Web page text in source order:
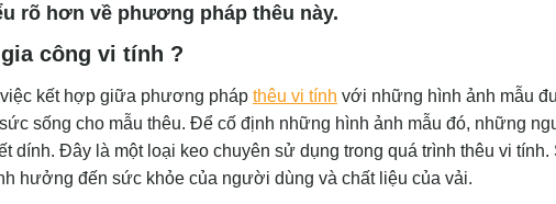
rõ hơn về phương pháp thêu này.
công vi tính ?
kết hợp giữa phương pháp thêu vi tính với những hình ảnh mẫu
sống cho mẫu thêu. Để cố định những hình ảnh mẫu đó, những
dính. Đây là một loại keo chuyên sử dụng trong quá trình thêu vi
hưởng đến sức khỏe của người dùng và chất liệu của vải.